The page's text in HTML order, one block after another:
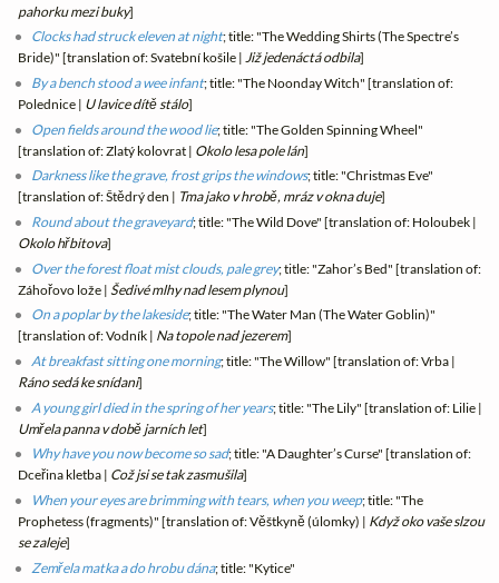
pahorku mezi buky]
Clocks had struck eleven at night; title: "The Wedding Shirts (The Spectre’s
Bride)" [translation of: Svatební košile |Již jedenáctá odbila]
By a bench stood a wee infant; title: "The Noonday Witch" [translation of:
Polednice | U lavice dítě stálo]
Open fields around the wood lie; title: "The Golden Spinning Wheel"
[translation of: Zlatý kolovrat | Okolo lesa pole lán]
Darkness like the grave, frost grips the windows; title: "Christmas Eve"
[translation of: Štědrý den | Tma jako v hrobě, mráz v okna duje]
Round about the graveyard; title: "The Wild Dove" [translation of: Holoubek |
Okolo hřbitova]
Over the forest float mist clouds, pale grey; title: "Zahor’s Bed" [translation of:
Záhořovo lože |Šedivé mlhy nad lesem plynou]
On a poplar by the lakeside; title: "The Water Man (The Water Goblin)"
[translation of: Vodník | Na topole nad jezerem]
At breakfast sitting one morning; title: "The Willow" [translation of: Vrba |
Ráno sedá ke snídani]
A young girl died in the spring of her years; title: "The Lily" [translation of: Lilie |
Umřela panna v době jarních let]
Why have you now become so sad; title: "A Daughter’s Curse" [translation of:
Dceřina kletba | Což jsi se tak zasmušila]
When your eyes are brimming with tears, when you weep; title: "The
Prophetess (fragments)" [translation of: Věštkyně (úlomky) | Když oko vaše slzou
se zaleje]
Zemřela matka a do hrobu dána; title: "Kytice"